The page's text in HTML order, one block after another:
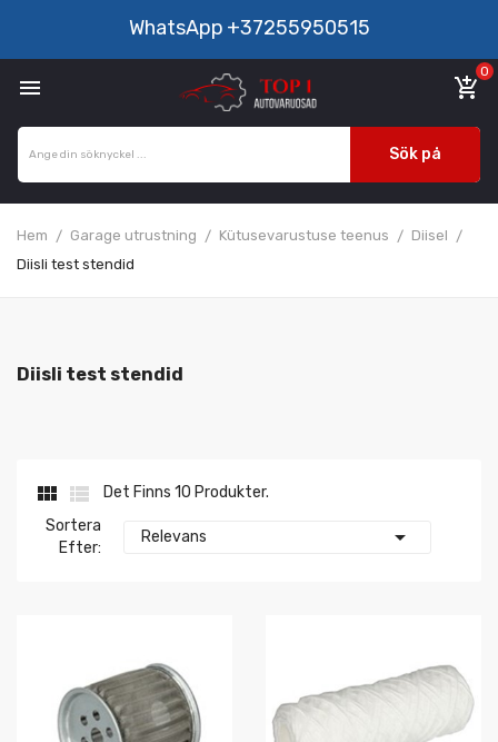
WhatsApp +37255950515
 add_shopping_cart
0
Sök på
Hem Garage utrustning Kütusevarustuse teenus
Diisel
Diisli test stendid
Diisli test stendid
 
Det Finns 10 Produkter.
Sortera
Efter:
Relevans 